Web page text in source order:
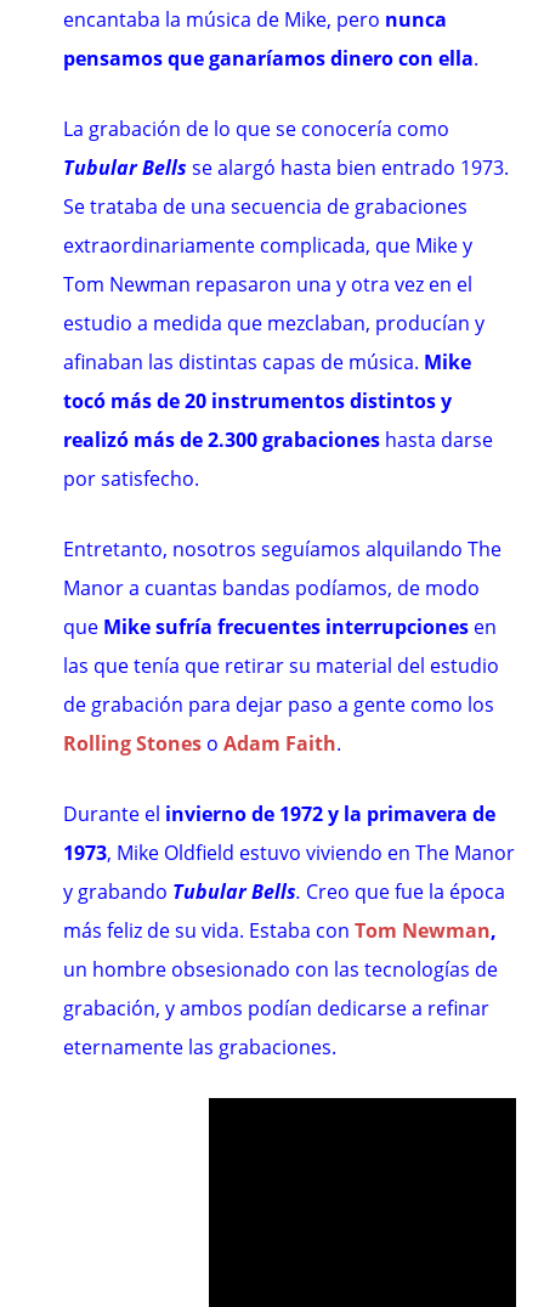
encantaba la música de Mike, pero nunca
pensamos que ganaríamos dinero con ella.
La grabación de lo que se conocería como
Tubular Bells se alargó hasta bien entrado 1973.
Se trataba de una secuencia de grabaciones
extraordinariamente complicada, que Mike y
Tom Newman repasaron una y otra vez en el
estudio a medida que mezclaban, producían y
afinaban las distintas capas de música. Mike
tocó más de 20 instrumentos distintos y
realizó más de 2.300 grabaciones hasta darse
por satisfecho.
Entretanto, nosotros seguíamos alquilando The
Manor a cuantas bandas podíamos, de modo
que Mike sufría frecuentes interrupciones en
las que tenía que retirar su material del estudio
de grabación para dejar paso a gente como los
Rolling Stones oAdam Faith.
Durante el invierno de 1972 y la primavera de
1973, Mike Oldfield estuvo viviendo en The Manor
y grabando Tubular Bells. Creo que fue la época
más feliz de su vida. Estaba conTom Newman,
un hombre obsesionado con las tecnologías de
grabación, y ambos podían dedicarse a refinar
eternamente las grabaciones.